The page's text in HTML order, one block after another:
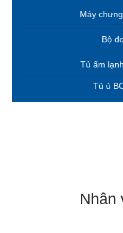
Máy
Bộ
Tủ ấm
Tủ ủ
Nhân